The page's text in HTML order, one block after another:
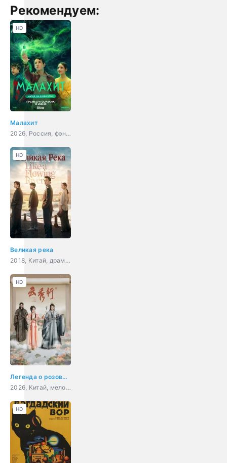
Рекомендуем:
Малахит
2026, Россия, фэнтези, приключения, семейный
HD
Великая река
2018, Китай, драма, история
HD
Легенда о розовых облаках
2026, Китай, мелодрама, фэнтези
HD
HD